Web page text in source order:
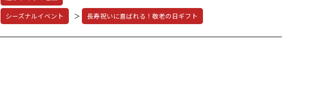
シーズナルイベント
＞ 長寿祝いに喜ばれる！敬老の日ギフト